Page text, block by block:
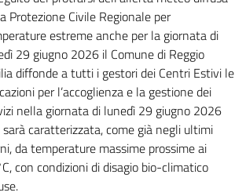
Protezione Civile Regionale per
estreme anche per la giornata di
29 giugno 2026 il Comune di Reggio
diffonde a tutti i gestori dei Centri Estivi le
per l’accoglienza e la gestione dei
nella giornata di lunedì 29 giugno 2026
caratterizzata, come già negli ultimi
da temperature massime prossime ai
con condizioni di disagio bio-climatico